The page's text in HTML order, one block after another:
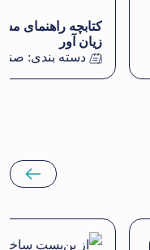
کتابچه راهنمای
زیان آور
دسته بندی: